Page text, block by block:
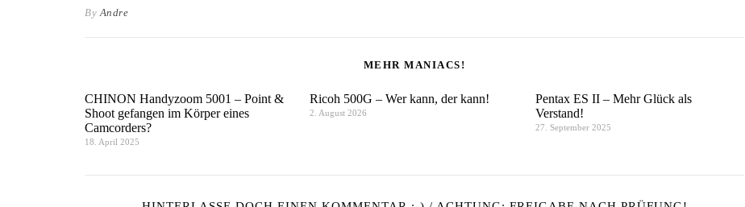
ByAndre
MEHR MANIACS!
CHINON Handyzoom 5001 – Point &
Shoot gefangen im Körper eines
Camcorders?
18. April 2025
Ricoh 500G – Wer kann, der kann!
2. August 2026
Pentax ES II – Mehr Glück als
Verstand!
27. September 2025